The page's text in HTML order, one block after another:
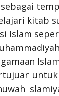
kitab
Islam
untuk